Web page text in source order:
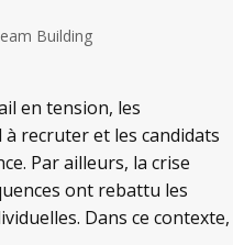
Building
en tension, les
recruter et les candidats
Par ailleurs, la crise
ont rebattu les
Dans ce contexte,